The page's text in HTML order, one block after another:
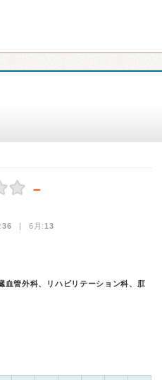
－
36 | 6月:13
血管外科、リハビリテーション科、肛